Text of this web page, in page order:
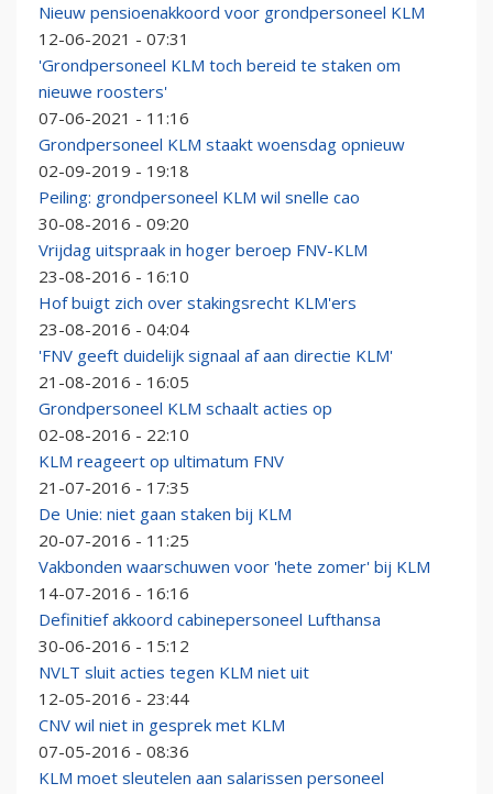
Nieuw pensioenakkoord voor grondpersoneel KLM
12-06-2021 - 07:31
'Grondpersoneel KLM toch bereid te staken om
nieuwe roosters'
07-06-2021 - 11:16
Grondpersoneel KLM staakt woensdag opnieuw
02-09-2019 - 19:18
Peiling: grondpersoneel KLM wil snelle cao
30-08-2016 - 09:20
Vrijdag uitspraak in hoger beroep FNV-KLM
23-08-2016 - 16:10
Hof buigt zich over stakingsrecht KLM'ers
23-08-2016 - 04:04
'FNV geeft duidelijk signaal af aan directie KLM'
21-08-2016 - 16:05
Grondpersoneel KLM schaalt acties op
02-08-2016 - 22:10
KLM reageert op ultimatum FNV
21-07-2016 - 17:35
De Unie: niet gaan staken bij KLM
20-07-2016 - 11:25
Vakbonden waarschuwen voor 'hete zomer' bij KLM
14-07-2016 - 16:16
Definitief akkoord cabinepersoneel Lufthansa
30-06-2016 - 15:12
NVLT sluit acties tegen KLM niet uit
12-05-2016 - 23:44
CNV wil niet in gesprek met KLM
07-05-2016 - 08:36
KLM moet sleutelen aan salarissen personeel